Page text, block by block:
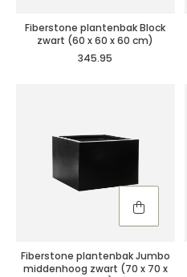
Fiberstone plantenbak Block
zwart (60 x 60 x 60 cm)
345.95
Fiberstone plantenbak Jumbo
middenhoog zwart (70 x 70 x